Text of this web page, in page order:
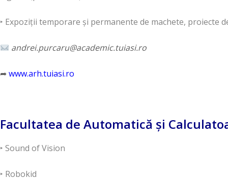
‣ Expoziții temporare și permanente de machete, proiecte
andrei.purcaru@academic.tuiasi.ro
➦www.arh.tuiasi.ro
Facultatea de Automatică și
‣ Sound of Vision
‣ Robokid